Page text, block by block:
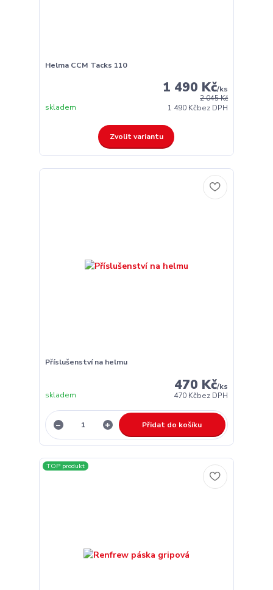
Helma CCM Tacks 110
2 045 Kč
1 490 Kč/ks
1 490 Kčbez DPH
skladem
Zvolit variantu
Příslušenství na helmu
470 Kč/ks
470 Kčbez DPH
skladem
Přidat do košíku
TOP produkt